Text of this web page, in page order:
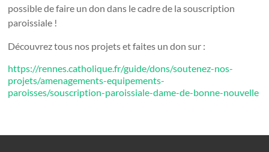
possible de faire un don dans le cadre de la souscription
paroissiale !
Découvrez tous nos projets et faites un don sur :
https://rennes.catholique.fr/guide/dons/soutenez-nos-
projets/amenagements-equipements-
paroisses/souscription-paroissiale-dame-de-bonne-nouvelle